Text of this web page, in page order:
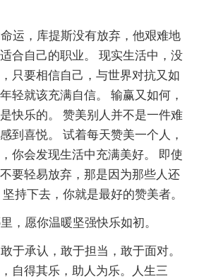
运，库提斯没有放弃，他艰难地
合自己的职业。 现实生活中，没
只要相信自己，与世界对抗又如
轻就该充满自信。 输赢又如何，
快乐的。 赞美别人并不是一件难
到喜悦。 试着每天赞美一个人，
你会发现生活中充满美好。 即使
要轻易放弃，那是因为那些人还
持下去，你就是最好的赞美者。
，愿你温暖坚强快乐如初。
于承认，敢于担当，敢于面对。
自得其乐，助人为乐。人生三